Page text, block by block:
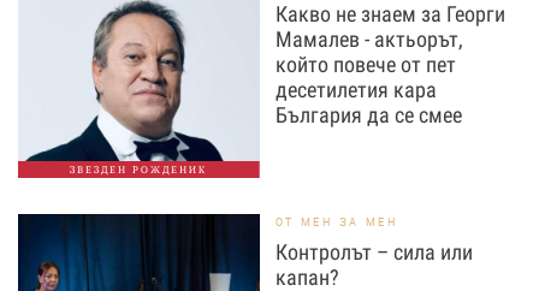
ЗВЕЗДЕН РОЖДЕНИК
Какво не знаем за Георги
Мамалев - актьорът,
който повече от пет
десетилетия кара
България да се смее
ОТ МЕН ЗА МЕН
Контролът – сила или
капан?